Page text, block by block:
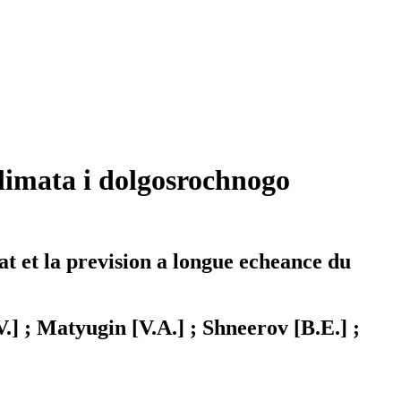
i dolgosrochnogo
et la prevision a longue echeance du
; Matyugin [V.A.] ; Shneerov [B.E.] ;